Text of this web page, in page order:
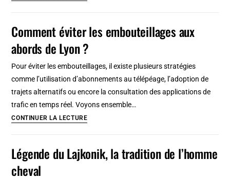
VOC
:
néerlandaise
Comment éviter les embouteillages aux
abords de Lyon ?
Pour éviter les embouteillages, il existe plusieurs stratégies
comme l’utilisation d’abonnements au télépéage, l’adoption de
trajets alternatifs ou encore la consultation des applications de
trafic en temps réel. Voyons ensemble…
CONTINUER LA LECTUREComment
embouteillages
Légende du Lajkonik, la tradition de l’homme
cheval